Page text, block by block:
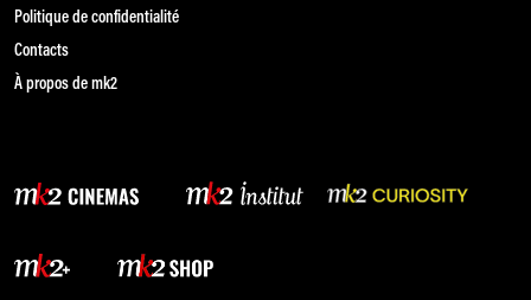
Politique de confidentialité
Contacts
À propos de mk2